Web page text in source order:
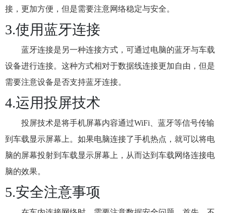
接，更加方便，但是需要注意网络稳定与安全。
3.使用蓝牙连接
蓝牙连接是另一种连接方式，可通过电脑的蓝牙与车载
设备进行连接。这种方式相对于数据线连接更加自由，但是
需要注意设备是否支持蓝牙连接。
4.运用投屏技术
投屏技术是将手机屏幕内容通过WiFi、蓝牙等信号传输
到车载显示屏幕上。如果电脑连接了手机热点，就可以将电
脑的屏幕投射到车载显示屏幕上，从而达到车载网络连接电
脑的效果。
5.安全注意事项